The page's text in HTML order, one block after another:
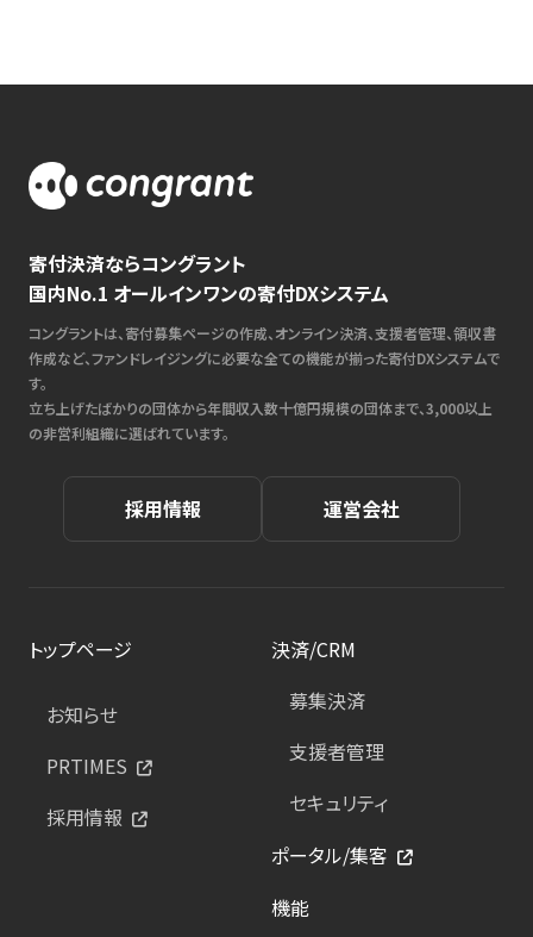
寄付決済ならコングラント
国内No.1 オールインワンの寄付DXシステム
コングラントは、寄付募集ページの作成、オンライン決済、支援者管理、領収書
作成など、ファンドレイジングに必要な全ての機能が揃った寄付DXシステムで
す。
立ち上げたばかりの団体から年間収入数十億円規模の団体まで、3,000以上
の非営利組織に選ばれています。
採用情報 運営会社
トップページ
お知らせ
PRTIMES
採用情報
決済/CRM
募集決済
支援者管理
セキュリティ
ポータル/集客
機能